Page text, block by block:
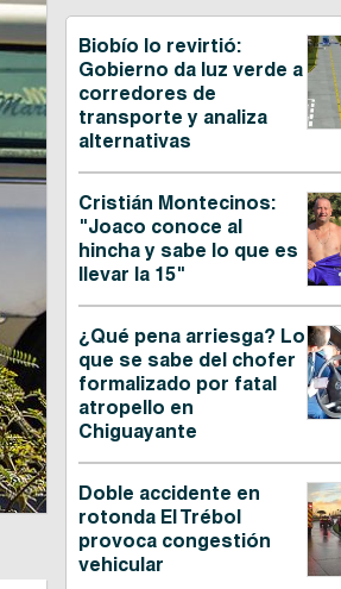
Biobío lo revirtió:
Gobierno da luz verde a
corredores de
transporte y analiza
alternativas
Cristián Montecinos:
"Joaco conoce al
hincha y sabe lo que es
llevar la 15"
¿Qué pena arriesga? Lo
que se sabe del chofer
formalizado por fatal
atropello en
Chiguayante
Doble accidente en
rotonda El Trébol
provoca congestión
vehicular